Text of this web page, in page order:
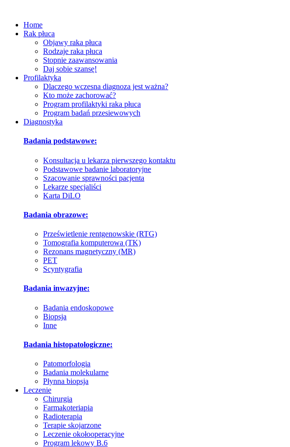
Home
Rak płuca
Objawy raka płuca
Rodzaje raka płuca
Stopnie zaawansowania
Daj sobie szansę!
Profilaktyka
Dlaczego wczesna diagnoza jest ważna?
Kto może zachorować?
Program profilaktyki raka płuca
Program badań przesiewowych
Diagnostyka
Badania podstawowe:
Konsultacja u lekarza pierwszego kontaktu
Podstawowe badanie laboratoryjne
Szacowanie sprawności pacjenta
Lekarze specjaliści
Karta DiLO
Badania obrazowe:
Prześwietlenie rentgenowskie (RTG)
Tomografia komputerowa (TK)
Rezonans magnetyczny (MR)
PET
Scyntygrafia
Badania inwazyjne:
Badania endoskopowe
Biopsja
Inne
Badania histopatologiczne:
Patomorfologia
Badania molekularne
Płynna biopsja
Leczenie
Chirurgia
Farmakoteriapia
Radioterapia
Terapie skojarzone
Leczenie okołooperacyjne
Program lekowy B.6